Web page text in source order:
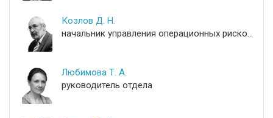
Козлов Д. Н.
начальник управления операционных рисков и контроля
Любимова Т. А.
руководитель отдела